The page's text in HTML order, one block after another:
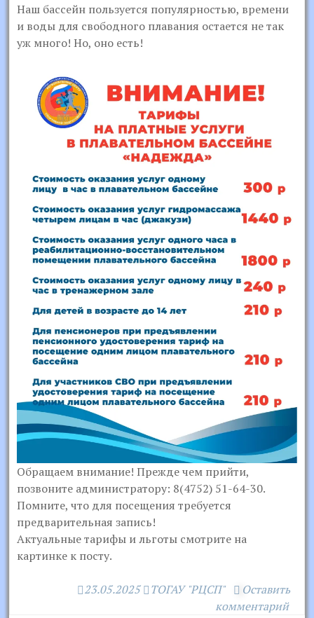
Наш бассейн пользуется популярностью, времени
и воды для свободного плавания остается не так
уж много! Но, оно есть!
Обращаем внимание! Прежде чем прийти,
позвоните администратору: 8(4752) 51-64-30.
Помните, что для посещения требуется
предварительная запись!
Актуальные тарифы и льготы смотрите на
картинке к посту.
23.05.2025 ТОГАУ "РЦСП"
Оставить
комментарий